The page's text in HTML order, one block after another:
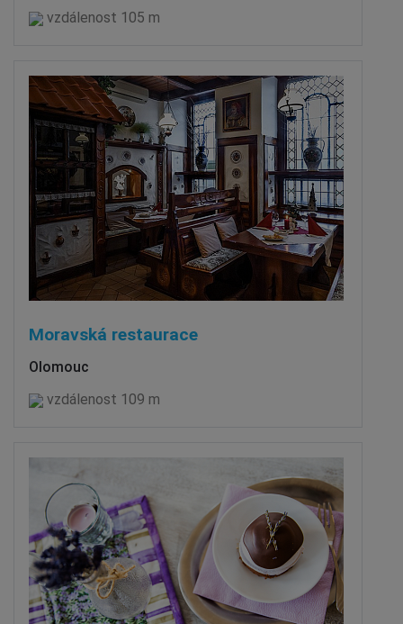
vzdálenost 105 m
Moravská restaurace
Olomouc
vzdálenost 109 m